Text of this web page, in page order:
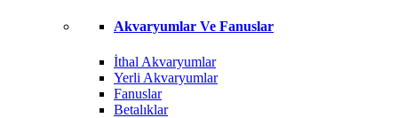
Akvaryumlar Ve Fanuslar
İthal Akvaryumlar
Yerli Akvaryumlar
Fanuslar
Betalıklar